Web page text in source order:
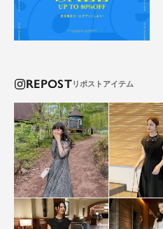
REPOST